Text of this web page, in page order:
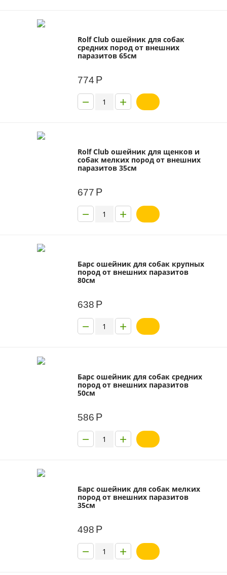
Rolf Club ошейник для собак
средних пород от внешних
паразитов 65см
774 Р
+
−
Rolf Club ошейник для щенков и
собак мелких пород от внешних
паразитов 35см
677 Р
+
−
Барс ошейник для собак крупных
пород от внешних паразитов
80см
638 Р
+
−
Барс ошейник для собак средних
пород от внешних паразитов
50см
586 Р
+
−
Барс ошейник для собак мелких
пород от внешних паразитов
35см
498 Р
+
−